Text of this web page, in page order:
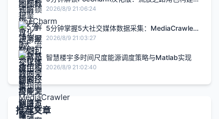
终极中文解决方案
2026/8/9 21:06:24
5分钟掌握5大社交媒体数据采集：MediaCrawler
终极解决方案
2026/8/9 21:03:27
智慧楼宇多时间尺度能源调度策略与Matlab实现
2026/8/9 21:02:40
推荐文章